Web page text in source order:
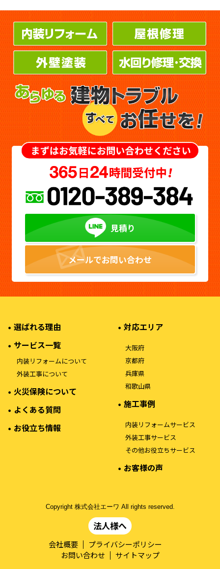
見積り
メールでお問い合わせ
選ばれる理由
サービス一覧
内装リフォームについて
外装工事について
火災保険について
よくある質問
お役立ち情報
対応エリア
大阪府
京都府
兵庫県
和歌山県
施工事例
内装リフォームサービス
外装工事サービス
その他お役立ちサービス
お客様の声
Copyright 株式会社エーワ All rights reserved.
法人様へ
会社概要
プライバシーポリシー
お問い合わせ
サイトマップ